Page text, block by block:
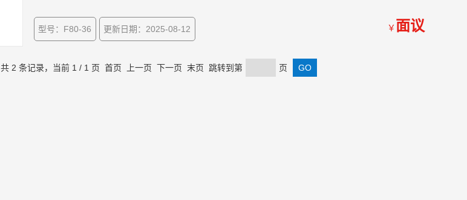
型号：F80-36 更新日期：2025-08-12 ￥ 面议
共 2 条记录，当前 1 / 1 页 首页 上一页 下一页 末页 跳转到第 页